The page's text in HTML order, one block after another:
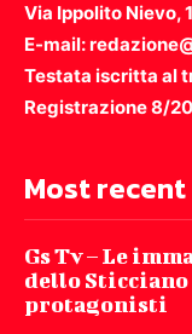
Via Ippolito Nievo,
E-mail:
Testata iscritta al
Registrazione 8/
Most recent
Gs Tv – Le
dello
protagonisti